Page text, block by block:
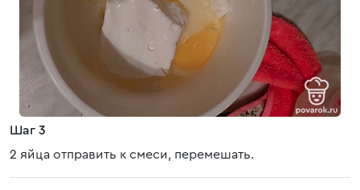
Шаг 3
2 яйца отправить к смеси, перемешать.